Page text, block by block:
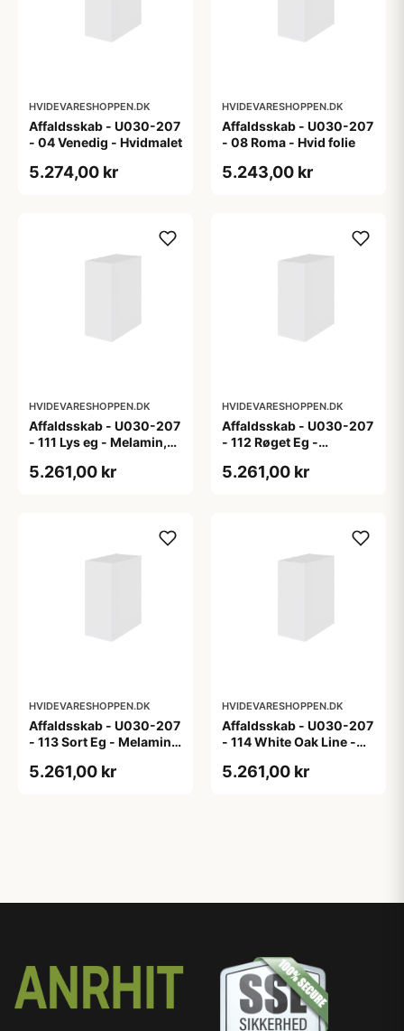
HVIDEVARESHOPPEN.DK
Affaldsskab - U030-207
- 04 Venedig - Hvidmalet
5.274,00 kr
HVIDEVARESHOPPEN.DK
Affaldsskab - U030-207
- 08 Roma - Hvid folie
5.243,00 kr
HVIDEVARESHOPPEN.DK
Affaldsskab - U030-207
- 111 Lys eg - Melamin,
5.261,00 kr
HVIDEVARESHOPPEN.DK
Affaldsskab - U030-207
- 112 Røget Eg -
5.261,00 kr
HVIDEVARESHOPPEN.DK
Affaldsskab - U030-207
- 113 Sort Eg - Melamin,
5.261,00 kr
HVIDEVARESHOPPEN.DK
Affaldsskab - U030-207
- 114 White Oak Line -
5.261,00 kr